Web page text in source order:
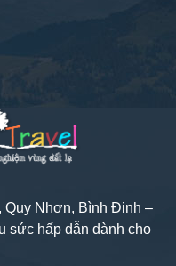
Quy Nhơn, Bình Định –
sức hấp dẫn dành cho